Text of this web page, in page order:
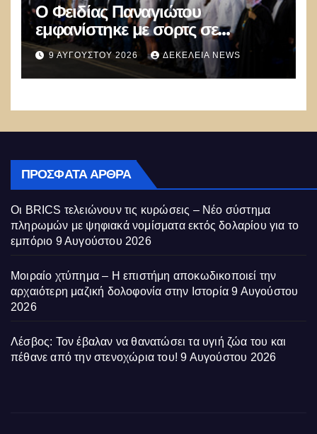
Ο Φειδίας Παναγιώτου
εμφανίστηκε με σορτς σε
εκδήλωση μνήμης για τους Ισαάκ
– Σολωμού και προκάλεσε
αντιδράσεις
9 ΑΥΓΟΎΣΤΟΥ 2026 ΔΕΚΈΛΕΙΑ NEWS
ΠΡΌΣΦΑΤΑ ΆΡΘΡΑ
Οι BRICS τελειώνουν τις κυρώσεις – Νέο σύστημα
πληρωμών με ψηφιακά νομίσματα εκτός δολαρίου για το
εμπόριο 9 Αυγούστου 2026
Μοιραίο χτύπημα – Η επιστήμη αποκωδικοποιεί την
αρχαιότερη μαζική δολοφονία στην Ιστορία 9 Αυγούστου
2026
Λέσβος: Τον έβαλαν να θανατώσει τα υγιή ζώα του και
πέθανε από την στενοχώρια του! 9 Αυγούστου 2026